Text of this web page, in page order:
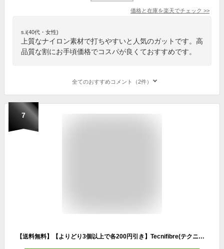
価格と在庫を楽天でチェック >>
s.i(40代・女性)
上質なナイロン素材で打ちやすいと人気のガットです。高
品質な割にお手頃価格でコスパが良くておすすめです。
全てのおすすめコメント（2件）
7
【送料無料】【よりどり3個以上で各200円引き】Tecnifibre(テクニファイバー)RED CODE（レッドコード)TFSG404【定番】●●